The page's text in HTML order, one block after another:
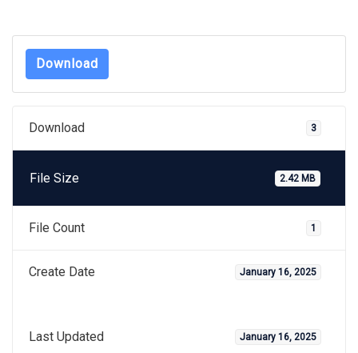
Download
Download 3
File Size 2.42 MB
File Count 1
Create Date January 16, 2025
Last Updated January 16, 2025